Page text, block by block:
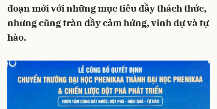
đoạn mới với những mục tiêu đầy thách thức,
nhưng cũng tràn đầy cảm hứng, vinh dự và tự
hào.